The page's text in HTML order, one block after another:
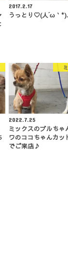
2017.2.17
うっとり♡(人´ω｀
2022.7.25
ミックスのブルちゃ
ワのココちゃんカッ
でご来店♪